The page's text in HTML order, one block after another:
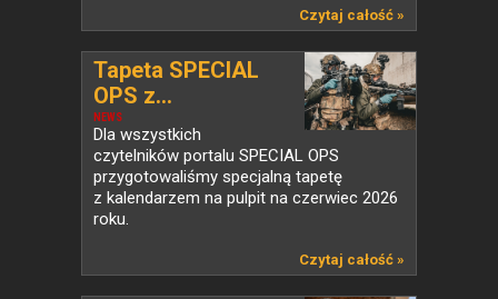
Czytaj całość »
NEWS
Tapeta SPECIAL
OPS z...
Dla wszystkich
czytelników portalu SPECIAL OPS
przygotowaliśmy specjalną tapetę
z kalendarzem na pulpit na czerwiec 2026
roku.
Czytaj całość »